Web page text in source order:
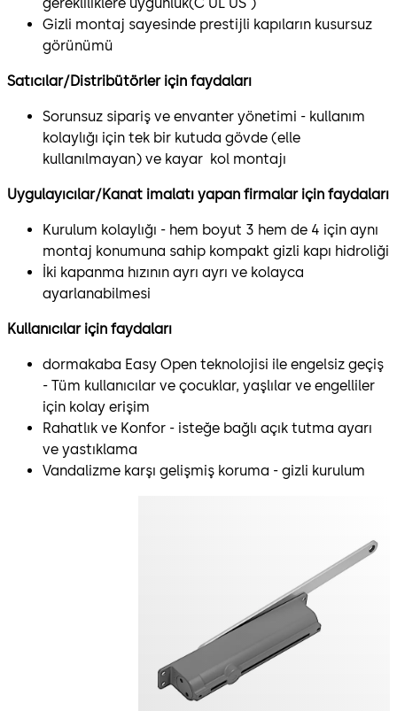
Gizli montaj sayesinde prestijli kapıların kusursuz
görünümü
Satıcılar/Distribütörler için faydaları
Sorunsuz sipariş ve envanter yönetimi - kullanım
kolaylığı için tek bir kutuda gövde (elle
kullanılmayan) ve kayar kol montajı
Uygulayıcılar/Kanat imalatı yapan firmalar için faydaları​
Kurulum kolaylığı - hem boyut 3 hem de 4 için aynı
montaj konumuna sahip kompakt gizli kapı hidroliği
İki kapanma hızının ayrı ayrı ve kolayca
ayarlanabilmesi
Kullanıcılar için faydaları
dormakaba Easy Open teknolojisi ile engelsiz geçiş
- Tüm kullanıcılar ve çocuklar, yaşlılar ve engelliler
için kolay erişim
Rahatlık ve Konfor - isteğe bağlı açık tutma ayarı
ve yastıklama
Vandalizme karşı gelişmiş koruma - gizli kurulum